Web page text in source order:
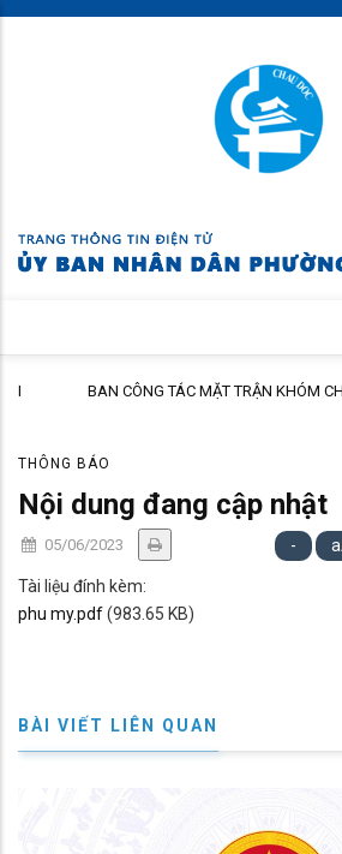
Skip
BAN CÔNG TÁC MẶT TRẬN KHÓM CHÂU
THÔNG BÁO
Nội dung đang cập nhật
05/06/2023 -
Tài liệu đính kèm:
phu my.pdf(983.65 KB)
BÀI VIẾT LIÊN QUAN